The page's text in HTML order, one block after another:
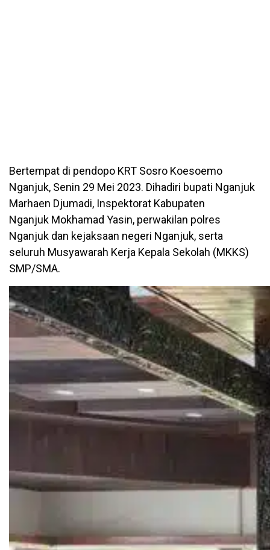
Bertempat di pendopo KRT Sosro Koesoemo
Nganjuk, Senin 29 Mei 2023. Dihadiri bupati Nganjuk
Marhaen Djumadi, Inspektorat Kabupaten
Nganjuk Mokhamad Yasin, perwakilan polres
Nganjuk dan kejaksaan negeri Nganjuk, serta
seluruh Musyawarah Kerja Kepala Sekolah (MKKS)
SMP/SMA.